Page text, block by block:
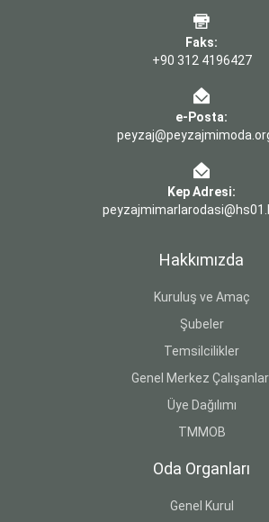
Faks:
+90 312 4196427
e-Posta:
Kep Adresi:
Hakkımızda
Kuruluş ve Amaç
Şubeler
Temsilcilikler
Genel Merkez
Üye Dağılımı
TMMOB
Oda Organları
Genel Kurul